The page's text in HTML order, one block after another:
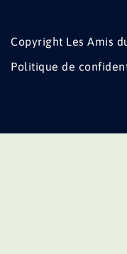
Copyright Les Amis
Politique de